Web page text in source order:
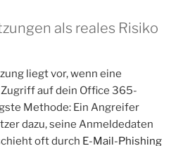
als reales Risiko
liegt vor, wenn eine
auf dein Office 365-
Methode: Ein Angreifer
dazu, seine Anmeldedaten
oft durch E-Mail-Phishing